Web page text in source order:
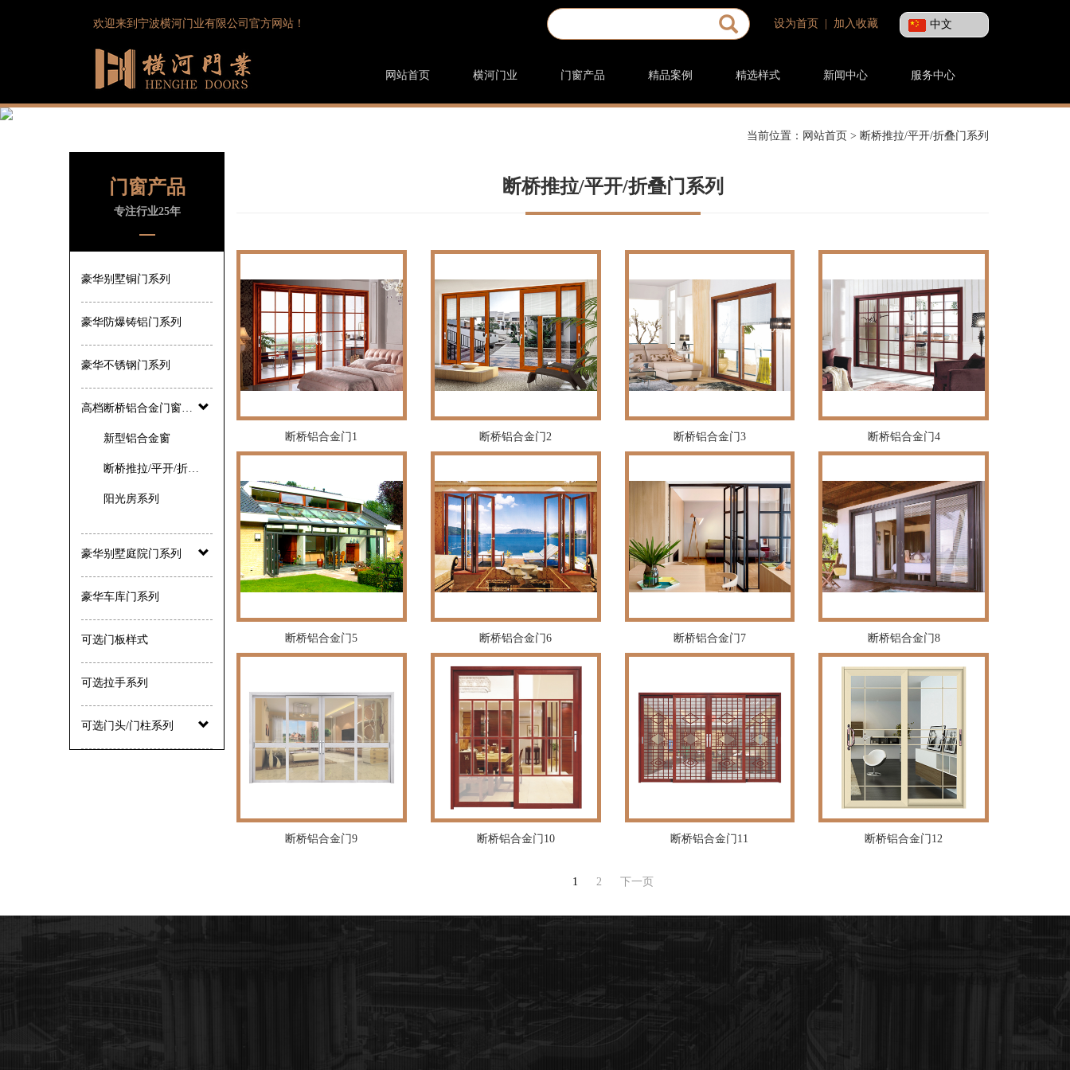
欢迎来到宁波横河门业有限公司官方网站！ 设为首页 加入收藏 中文
网站首页 横河门业 门窗产品 精品案例 精选样式 新闻中心 服务中心
当前位置： 网站首页 > 断桥推拉/平开/折叠门系列
门窗产品
专注行业25年
豪华别墅铜门系列
豪华防爆铸铝门系列
豪华不锈钢门系列
高档断桥铝合金门窗系列
新型铝合金窗
断桥推拉/平开/折叠门系列
阳光房系列
豪华别墅庭院门系列
豪华车库门系列
可选门板样式
可选拉手系列
可选门头/门柱系列
断桥推拉/平开/折叠门系列
断桥铝合金门1 断桥铝合金门2 断桥铝合金门3 断桥铝合金门4
断桥铝合金门5 断桥铝合金门6 断桥铝合金门7 断桥铝合金门8
断桥铝合金门9 断桥铝合金门10 断桥铝合金门11 断桥铝合金门12
1 2 下一页